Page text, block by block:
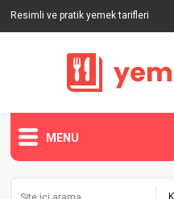
Resimli ve pratik yemek tarifleri
MENU